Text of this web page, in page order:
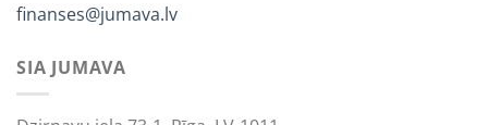
finanses@jumava.lv
SIA JUMAVA